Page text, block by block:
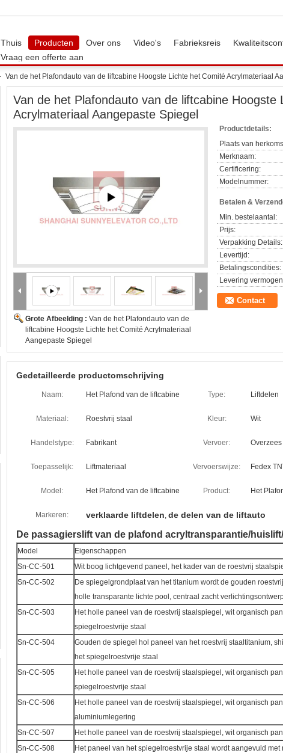
Thuis Producten Over ons Video's Fabrieksreis
Vraag een offerte aan
Van de het Plafondauto van de liftcabine Hoogste Lichte het Comité Acrylmateriaal
Van de het Plafondauto van de liftcabine Hoogste
Acrylmateriaal Aangepaste Spiegel
Grote Afbeelding : Van de het Plafondauto van de
liftcabine Hoogste Lichte het Comité Acrylmateriaal
Aangepaste Spiegel
Productdetails:
Plaats van
Merknaam:
Certificering:
Modelnummer:
Betalen &
Min. bestelaantal:
Prijs:
Verpakking Details:
Levertijd:
Betalingscondities:
Levering
Contact
Gedetailleerde productomschrijving
Naam: Het Plafond van de liftcabine Type: Liftdelen
Materiaal: Roestvrij staal Kleur: Wit
Handelstype: Fabrikant Vervoer:
Toepasselijk: Liftmateriaal Vervoerswijze: Fedex
Model: Het Plafond van de liftcabine Product: Het
Markeren: verklaarde liftdelen, de delen van de liftauto
De passagierslift van de plafond acryltransparantie/
Model
Eigenschappen
Sn-CC-501
Wit boog lichtgevend paneel, het kader van de roestvrij
Sn-CC-502
De spiegelgrondplaat van het titanium wordt de gouden
holle transparante lichte pool, centraal zacht
Sn-CC-503
Het holle paneel van de roestvrij staalspiegel, wit organisch
spiegelroestvrije staal
Sn-CC-504
Gouden de spiegel hol paneel van het roestvrij staaltitanium,
het spiegelroestvrije staal
Sn-CC-505
Het holle paneel van de roestvrij staalspiegel, wit organisch
spiegelroestvrije staal
Sn-CC-506
Het holle paneel van de roestvrij staalspiegel, wit organisch
aluminiumlegering
Sn-CC-507
Het holle paneel van de roestvrij staalspiegel, wit organisch
Sn-CC-508
Het paneel van het spiegelroestvrije staal wordt aangevuld